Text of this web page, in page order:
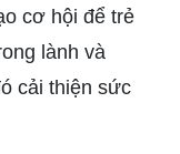
cơ hội để trẻ
lành và
cải thiện sức